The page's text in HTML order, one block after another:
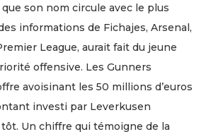
son nom circule avec le plus
informations de Fichajes, Arsenal,
League, aurait fait du jeune
offensive. Les Gunners
avoisinant les 50 millions d’euros
investi par Leverkusen
Un chiffre qui témoigne de la